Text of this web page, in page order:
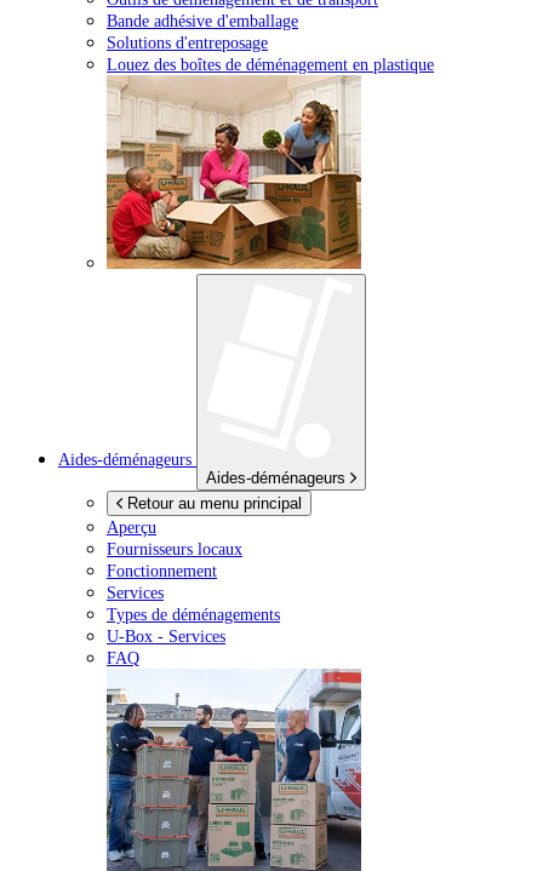
Bande adhésive d'emballage
Solutions d'entreposage
Louez des boîtes de déménagement en plastique
Aides-déménageurs
Aides-déménageurs
Retour au menu principal
Aperçu
Fournisseurs locaux
Fonctionnement
Services
Types de déménagements
U-Box - Services
FAQ